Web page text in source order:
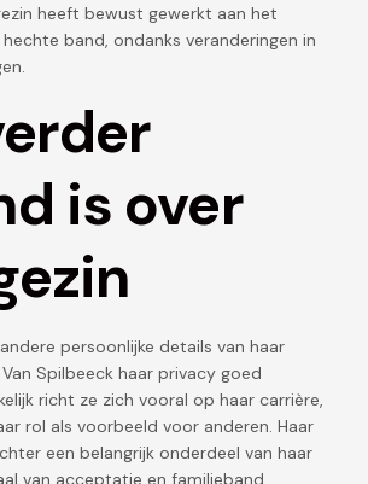
heeft bewust gewerkt aan het
band, ondanks veranderingen in
is over
persoonlijke details van haar
Spilbeeck haar privacy goed
richt ze zich vooral op haar carrière,
rol als voorbeeld voor anderen. Haar
een belangrijk onderdeel van haar
van acceptatie en familieband.